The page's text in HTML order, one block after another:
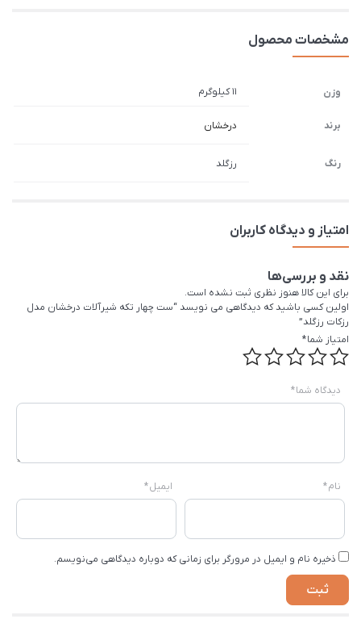
مشخصات محصول
وزن 11 کیلوگرم
برند درخشان
رنگ رزگلد
امتیاز و دیدگاه کاربران
نقد و بررسی‌ها
برای این کالا هنوز نظری ثبت نشده است.
اولین کسی باشید که دیدگاهی می نویسد “ست چهار تکه شیرآلات درخشان مدل
رزکات رزگلد”
امتیاز شما*
دیدگاه شما*
نام* ایمیل*
ذخیره نام و ایمیل در مرورگر برای زمانی که دوباره دیدگاهی می‌نویسم.